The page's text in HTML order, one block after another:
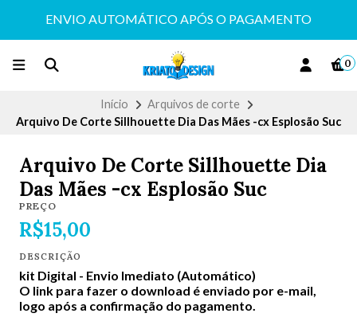
ENVIO AUTOMÁTICO APÓS O PAGAMENTO
0
Início
Arquivos de corte
Arquivo De Corte Sillhouette Dia Das Mães -cx Esplosão Suc
Arquivo De Corte Sillhouette Dia
Das Mães -cx Esplosão Suc
PREÇO
R$15,00
DESCRIÇÃO
kit Digital - Envio Imediato (Automático)
O link para fazer o download é enviado por e-mail,
logo após a confirmação do pagamento.